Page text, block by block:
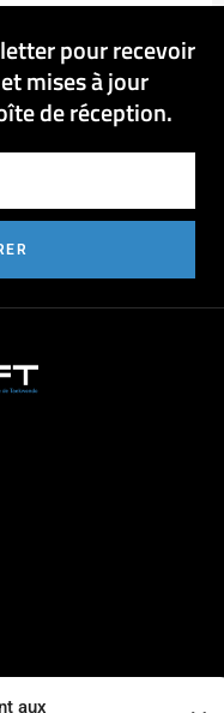
aux
pour recevoir
mises à jour
de réception.